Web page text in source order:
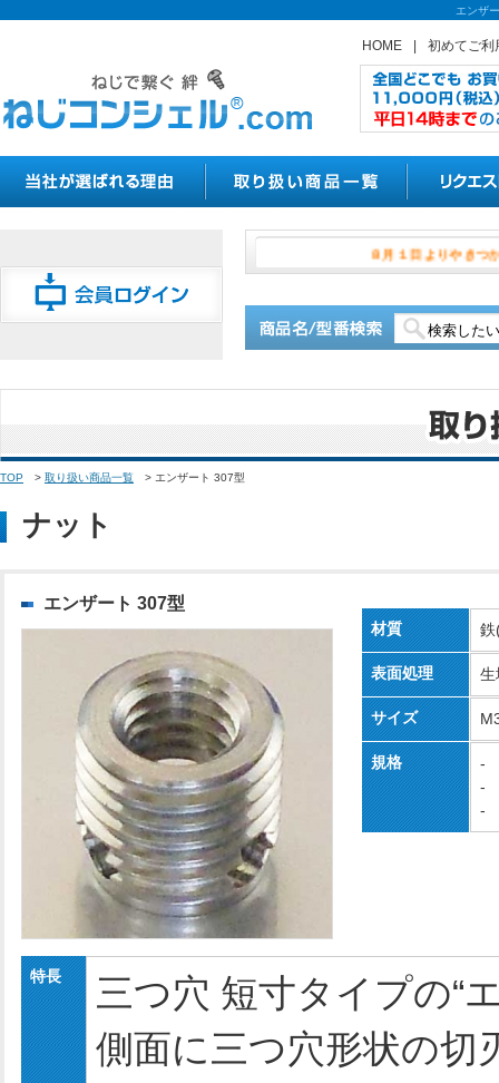
エンザ
HOME 初めてご利
８月１日よ
TOP > 取り扱い商品一覧 > エンザート 307型
ナット
エンザート 307型
材質 鉄
表面処理 生
サイズ
規格
-
-
-
特長
三つ穴 短寸タイプの“
側面に三つ穴形状の切